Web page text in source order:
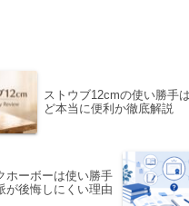
ストウブ12cmの使い勝手
ど本当に便利か徹底解説
ホーボーは使い勝手
が後悔しにくい理由